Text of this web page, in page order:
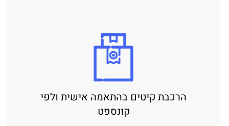
הרכבת קיטים בהתאמה אישית ולפי
קונספט